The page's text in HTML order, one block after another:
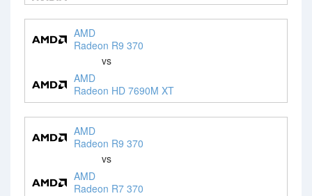
AMD
Radeon R9 370
vs
AMD
Radeon HD 7690M XT
AMD
Radeon R9 370
vs
AMD
Radeon R7 370